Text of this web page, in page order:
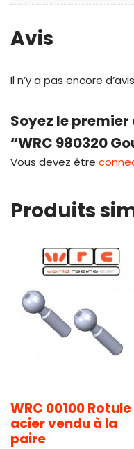
Avis
Il n’y a pas encore
Soyez le
“WRC 980320
Vous devez être
Produits
WRC 00100 Rotule
acier vendu à la
paire